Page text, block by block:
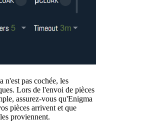
n'est pas cochée, les
Lors de l'envoi de pièces
assurez-vous qu'Enigma
pièces arrivent et que
proviennent.